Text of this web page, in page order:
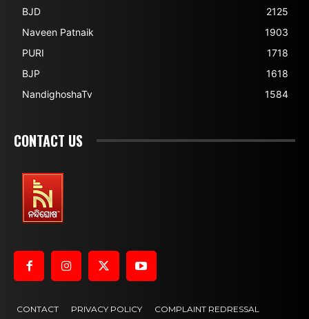
BJD
2125
Naveen Patnaik
1903
PURI
1718
BJP
1618
NandighoshaTv
1584
CONTACT US
CONTACT PRIVACY POLICY COMPLAINT REDRESSAL